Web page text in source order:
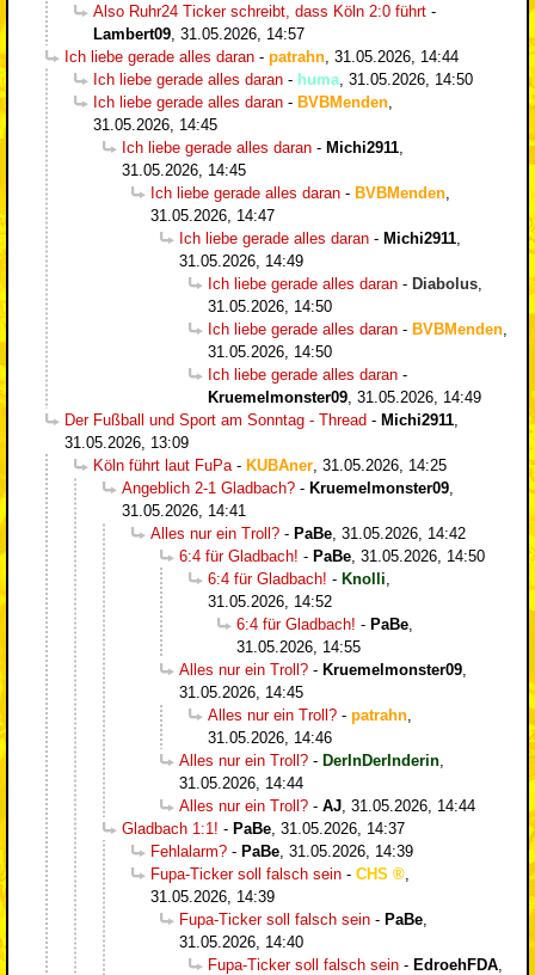
Also Ruhr24 Ticker schreibt, dass Köln 2:0 führt -
Lambert09 31.05.2026, 14:57
Ich liebe gerade alles daran - patrahn 31.05.2026, 14:44
Ich liebe gerade alles daran - huma 31.05.2026, 14:50
Ich liebe gerade alles daran - BVBMenden
31.05.2026, 14:45
Ich liebe gerade alles daran - Michi2911
31.05.2026, 14:45
Ich liebe gerade alles daran - BVBMenden
31.05.2026, 14:47
Ich liebe gerade alles daran - Michi2911
31.05.2026, 14:49
Ich liebe gerade alles daran - Diabolus
31.05.2026, 14:50
Ich liebe gerade alles daran - BVBMenden
31.05.2026, 14:50
Ich liebe gerade alles daran -
Kruemelmonster09 31.05.2026, 14:49
Der Fußball und Sport am Sonntag - Thread - Michi2911
31.05.2026, 13:09
Köln führt laut FuPa - KUBAner 31.05.2026, 14:25
Angeblich 2-1 Gladbach? - Kruemelmonster09
31.05.2026, 14:41
Alles nur ein Troll? - PaBe 31.05.2026, 14:42
6:4 für Gladbach! - PaBe 31.05.2026, 14:50
6:4 für Gladbach! - Knolli
31.05.2026, 14:52
6:4 für Gladbach! - PaBe
31.05.2026, 14:55
Alles nur ein Troll? - Kruemelmonster09
31.05.2026, 14:45
Alles nur ein Troll? - patrahn
31.05.2026, 14:46
Alles nur ein Troll? - DerInDerInderin
31.05.2026, 14:44
Alles nur ein Troll? - AJ 31.05.2026, 14:44
Gladbach 1:1! - PaBe 31.05.2026, 14:37
Fehlalarm? - PaBe 31.05.2026, 14:39
Fupa-Ticker soll falsch sein - CHS
31.05.2026, 14:39
Fupa-Ticker soll falsch sein - PaBe
31.05.2026, 14:40
Fupa-Ticker soll falsch sein - EdroehFDA